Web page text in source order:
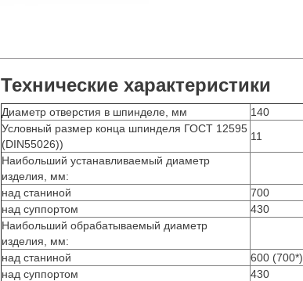
Технические характеристики
Диаметр отверстия в шпинделе, мм
140
Условный размер конца шпинделя ГОСТ 12595
(DIN55026))
11
Наибольший устанавливаемый диаметр
изделия, мм:
над станиной
700
над суппортом
430
Наибольший обрабатываемый диаметр
изделия, мм:
над станиной
600 (700*)
над суппортом
430